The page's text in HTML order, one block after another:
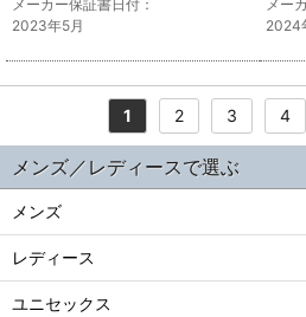
メーカー保証書日付：
2023年5月
メー
2024
1 2 3 4
メンズ／レディースで選ぶ
メンズ
レディース
ユニセックス